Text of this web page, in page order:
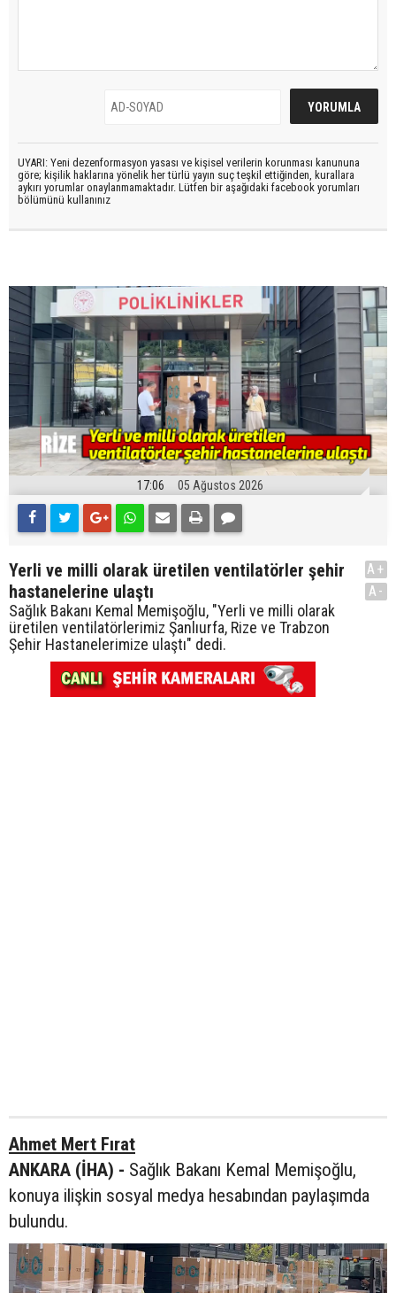
UYARI: Yeni dezenformasyon yasası ve kişisel verilerin korunması kanununa
göre; kişilik haklarına yönelik her türlü yayın suç teşkil ettiğinden, kurallara
aykırı yorumlar onaylanmamaktadır. Lütfen bir aşağıdaki facebook yorumları
bölümünü kullanınız
17:06 05 Ağustos 2026
Yerli ve milli olarak üretilen ventilatörler şehir
hastanelerine ulaştı
Sağlık Bakanı Kemal Memişoğlu, "Yerli ve milli olarak
üretilen ventilatörlerimiz Şanlıurfa, Rize ve Trabzon
Şehir Hastanelerimize ulaştı" dedi.
A+
A-
Ahmet Mert Fırat
ANKARA (İHA) - Sağlık Bakanı Kemal Memişoğlu,
konuya ilişkin sosyal medya hesabından paylaşımda
bulundu.